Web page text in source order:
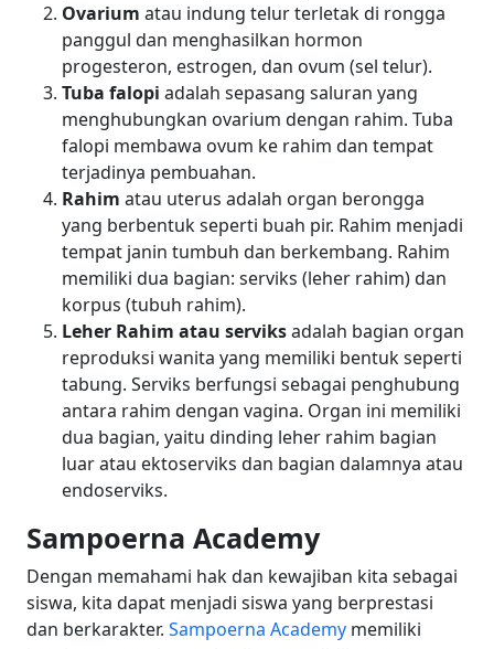
Ovarium atau indung telur terletak di rongga
panggul dan menghasilkan hormon
progesteron, estrogen, dan ovum (sel telur).
Tuba falopi adalah sepasang saluran yang
menghubungkan ovarium dengan rahim. Tuba
falopi membawa ovum ke rahim dan tempat
terjadinya pembuahan.
Rahim atau uterus adalah organ berongga
yang berbentuk seperti buah pir. Rahim menjadi
tempat janin tumbuh dan berkembang. Rahim
memiliki dua bagian: serviks (leher rahim) dan
korpus (tubuh rahim).
Leher Rahim atau serviksadalah bagian organ
reproduksi wanita yang memiliki bentuk seperti
tabung. Serviks berfungsi sebagai penghubung
antara rahim dengan vagina. Organ ini memiliki
dua bagian, yaitu dinding leher rahim bagian
luar atau ektoserviks dan bagian dalamnya atau
endoserviks.
Sampoerna Academy
Dengan memahami hak dan kewajiban kita sebagai
siswa, kita dapat menjadi siswa yang berprestasi
dan berkarakter. Sampoerna Academy memiliki